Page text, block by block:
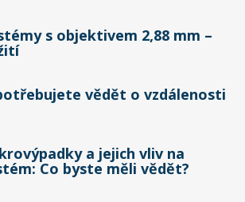
s objektivem 2,88 mm –
vědět o vzdálenosti
a jejich vliv na
Co byste měli vědět?